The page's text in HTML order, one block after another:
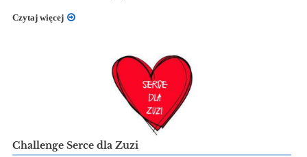
Czytaj więcej
Challenge Serce dla Zuzi